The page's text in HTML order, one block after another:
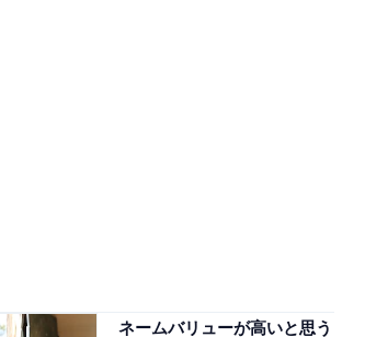
ネームバリューが高いと思う